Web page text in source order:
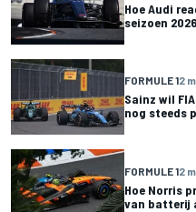
Hoe Audi
seizoen 2026
FORMULE 12 m
Sainz wil
nog steeds
FORMULE 12 m
Hoe Norris
van batterij